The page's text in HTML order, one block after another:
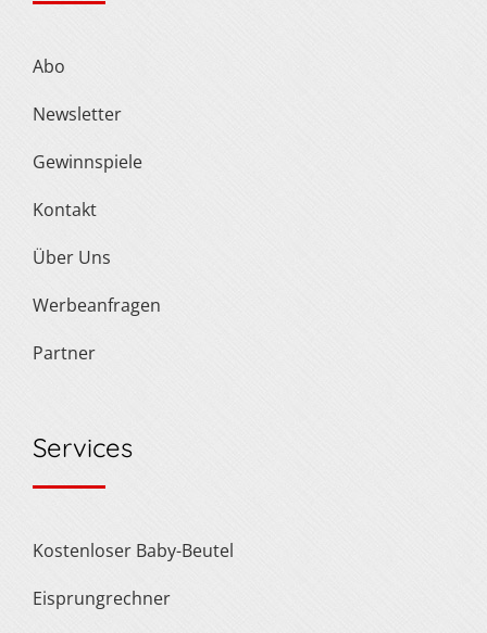
Abo
Newsletter
Gewinnspiele
Kontakt
Über Uns
Werbeanfragen
Partner
Services
Kostenloser Baby-Beutel
Eisprungrechner